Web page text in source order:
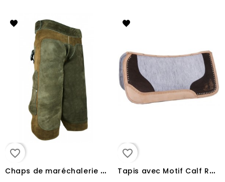
favorite_border
C
haps de maréchalerie Daeron
favorite_border
T
apis avec Motif Calf Roping